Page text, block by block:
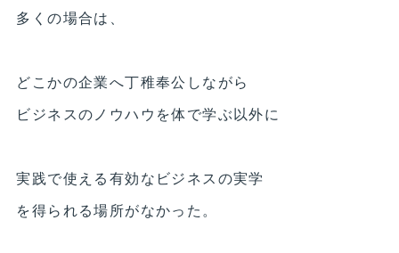
多くの場合は、
どこかの企業へ丁稚奉公しながら
ビジネスのノウハウを体で学ぶ以外に
実践で使える有効なビジネスの実学
を得られる場所がなかった。